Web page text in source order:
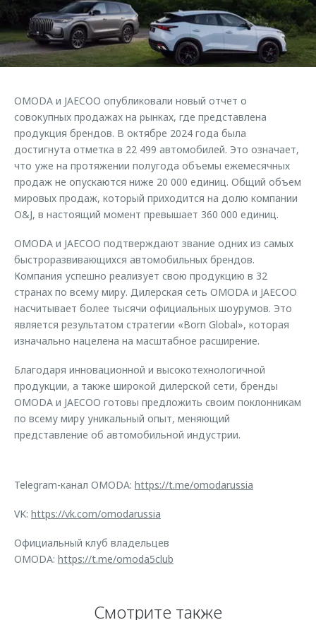
Страхование
Кредитный калькулятор
Аксессуары
Оригинальные аксессуары
Запчасти
Трейд-ин
Калькулятор трейд-ин
Клиентская поддержка
O&J Автоклуб
Клуб владельцев OMODA
Аксессуары
Одежда и сувениры
Оригинальные аксессуары
Запчасти
Обратная связь
OMODA и JAECOO опубликовали новый отчет о
совокупных продажах на рынках, где представлена
продукция брендов. В октябре 2024 года была
достигнута отметка в 22 499 автомобилей. Это означает,
что уже на протяжении полугода объемы ежемесячных
продаж не опускаются ниже 20 000 единиц. Общий объем
мировых продаж, который приходится на долю компании
O&J, в настоящий момент превышает 360 000 единиц.
OMODA и JAECOO подтверждают звание одних из самых
быстроразвивающихся автомобильных брендов.
Компания успешно реализует свою продукцию в 32
странах по всему миру. Дилерская сеть OMODA и JAECOO
насчитывает более тысячи официальных шоурумов. Это
является результатом стратегии «Born Global», которая
изначально нацелена на масштабное расширение.
Благодаря инновационной и высокотехнологичной
продукции, а также широкой дилерской сети, бренды
OMODA и JAECOO готовы предложить своим поклонникам
по всему миру уникальный опыт, меняющий
представление об автомобильной индустрии.
Telegram-канал OMODA: https://t.me/omodarussia
VK: https://vk.com/omodarussia
Официальный клуб владельцев
OMODA: https://t.me/omoda5club
Смотрите также